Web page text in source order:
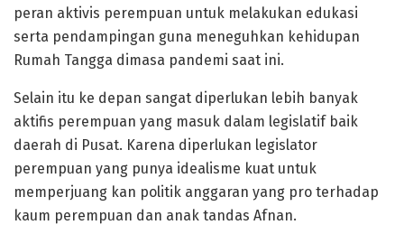
peran aktivis perempuan untuk melakukan edukasi
serta pendampingan guna meneguhkan kehidupan
Rumah Tangga dimasa pandemi saat ini.
Selain itu ke depan sangat diperlukan lebih banyak
aktifis perempuan yang masuk dalam legislatif baik
daerah di Pusat. Karena diperlukan legislator
perempuan yang punya idealisme kuat untuk
memperjuang kan politik anggaran yang pro terhadap
kaum perempuan dan anak tandas Afnan.